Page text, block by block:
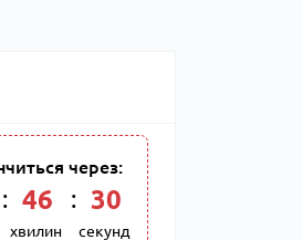
через:
: 46
хвилин
: 29
секунд